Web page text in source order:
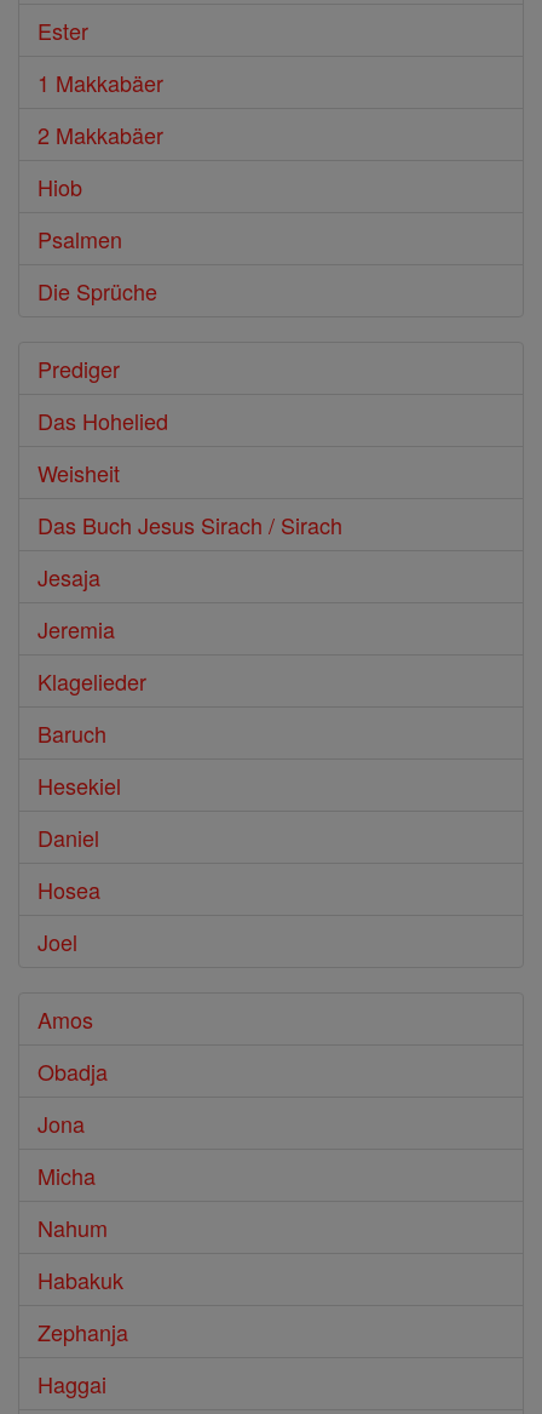
Ester
1 Makkabäer
2 Makkabäer
Hiob
Psalmen
Die Sprüche
Prediger
Das Hohelied
Weisheit
Das Buch Jesus Sirach / Sirach
Jesaja
Jeremia
Klagelieder
Baruch
Hesekiel
Daniel
Hosea
Joel
Amos
Obadja
Jona
Micha
Nahum
Habakuk
Zephanja
Haggai